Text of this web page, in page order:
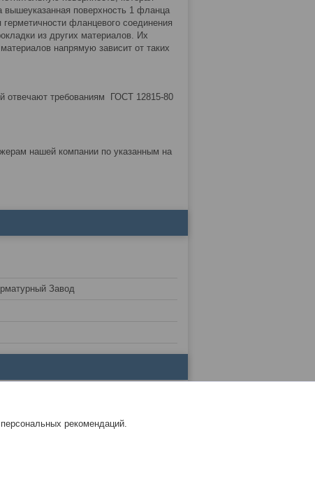
вышеуказанная поверхность 1 фланца
фланцевого соединения
из других материалов. Их
напрямую зависит от таких
отвечают требованиям ГОСТ 12815-80
нашей компании по указанным на
Завод
рекомендаций.